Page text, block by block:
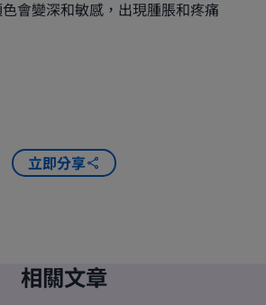
會變深和敏感，出現腫脹和疼痛
立即分享
相關文章